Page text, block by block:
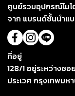
ศูนย์รวมอุปกรณ์โม
จาก แบรนด์ชั้นนำแ
ที่อยู่
128/1 อยู่ระหว่างซ
ประเวศ กรุงเทพมห